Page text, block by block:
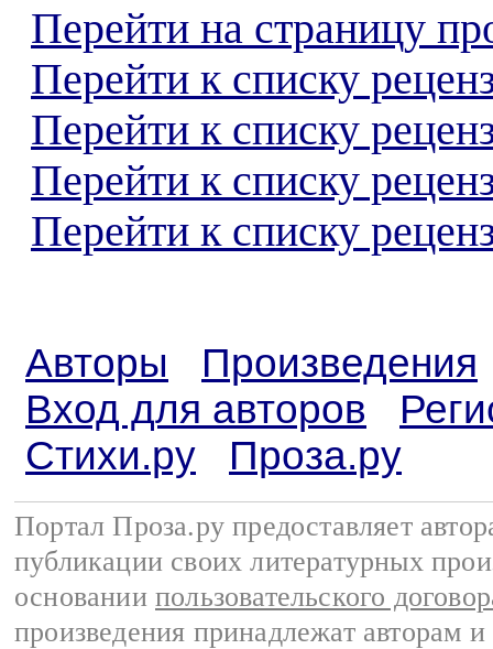
Перейти на страницу
Перейти к списку
Перейти к списку
Перейти к списку
Перейти к списку
Авторы
Произведения
Вход для авторов
Стихи.ру
Проза.ру
Портал Проза.ру предоставляет
публикации своих литературных
основании пользовательского
произведения принадлежат авторам